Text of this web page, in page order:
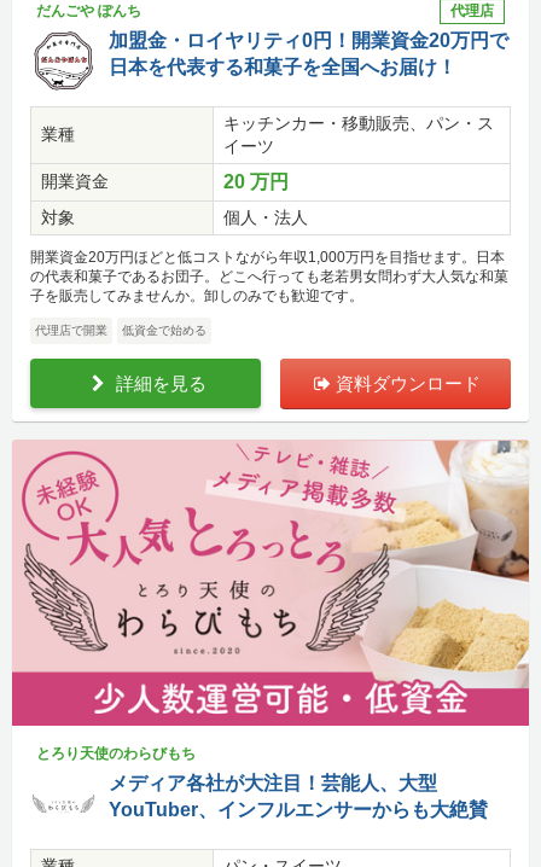
だんごや ぽんち 代理店
加盟金・ロイヤリティ0円！開業資金20万円で
日本を代表する和菓子を全国へお届け！
業種
キッチンカー・移動販売、パン・ス
イーツ
開業資金
20 万円
対象 個人・法人
開業資金20万円ほどと低コストながら年収1,000万円を目指せます。日本
の代表和菓子であるお団子。どこへ行っても老若男女問わず大人気な和菓
子を販売してみませんか。卸しのみでも歓迎です。
代理店で開業 低資金で始める
詳細を見る 資料ダウンロード
とろり天使のわらびもち
メディア各社が大注目！芸能人、大型
YouTuber、インフルエンサーからも大絶賛